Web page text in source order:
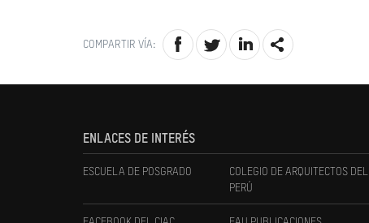
COMPARTIR VÍA:
ENLACES DE INTERÉS
ESCUELA DE POSGRADO
COLEGIO DE ARQUITECTOS DEL
PERÚ